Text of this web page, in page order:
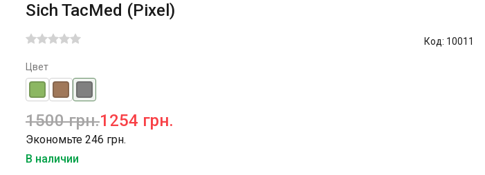
Sich TacMed (Pixel)
Код: 10011
Цвет
1500 грн.1254 грн.
Экономьте 246 грн.
В наличии